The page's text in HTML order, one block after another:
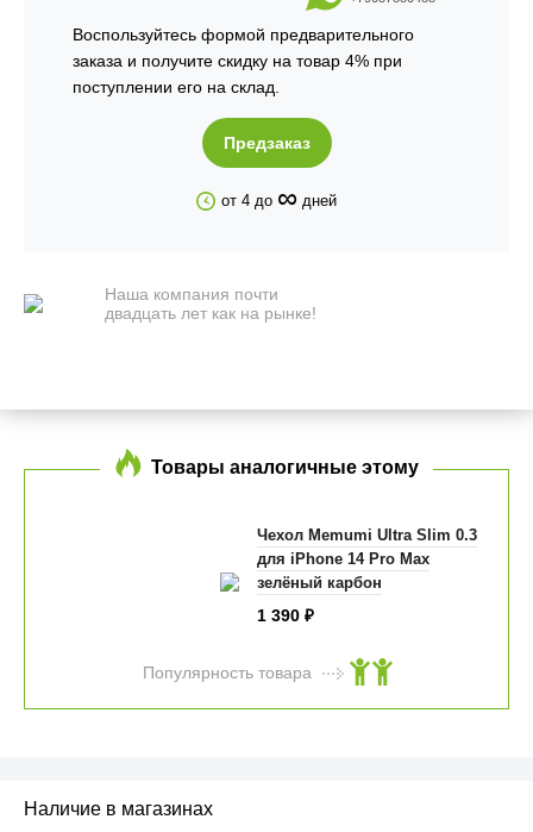
Воспользуйтесь формой предварительного
заказа и получите скидку на товар 4% при
поступлении его на склад.
Предзаказ
от 4 до ∞ дней
Наша компания почти
двадцать лет как на рынке!
Товары аналогичные этому
Чехол Memumi Ultra Slim 0.3
для iPhone 14 Pro Max
зелёный карбон
1 390 ₽
Популярность товара
Наличие в магазинах